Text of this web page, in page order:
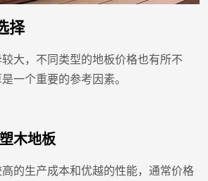
择
大，不同类型的地板价格也有所不
一个重要的参考因素。
木地板
的生产成本和优越的性能，通常价格